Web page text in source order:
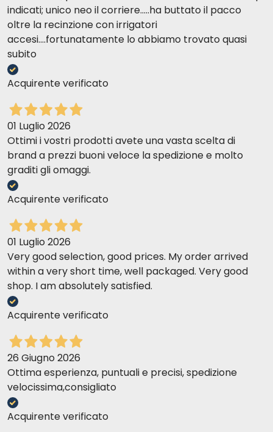
indicati; unico neo il corriere.....ha buttato il pacco
oltre la recinzione con irrigatori
accesi....fortunatamente lo abbiamo trovato quasi
subito
Acquirente verificato
01 Luglio 2026
Ottimi i vostri prodotti avete una vasta scelta di
brand a prezzi buoni veloce la spedizione e molto
graditi gli omaggi.
Acquirente verificato
01 Luglio 2026
Very good selection, good prices. My order arrived
within a very short time, well packaged. Very good
shop. I am absolutely satisfied.
Acquirente verificato
26 Giugno 2026
Ottima esperienza, puntuali e precisi, spedizione
velocissima,consigliato
Acquirente verificato